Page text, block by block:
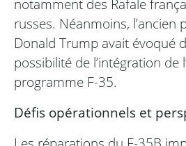
notamment des Rafale
russes. Néanmoins, l’ancien
Donald Trump avait évoqué
possibilité de l’intégration de
programme F-35.
Défis opérationnels et